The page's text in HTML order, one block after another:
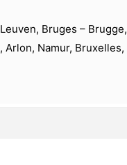
Bruges – Brugge,
Arlon, Namur, Bruxelles,